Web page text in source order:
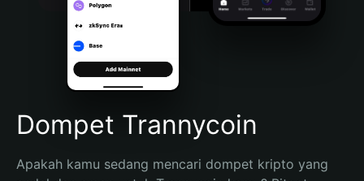
Português (Brasil)
Español (Argentina)
Dompet Trannycoin
Apakah kamu sedang mencari dompet kripto yang